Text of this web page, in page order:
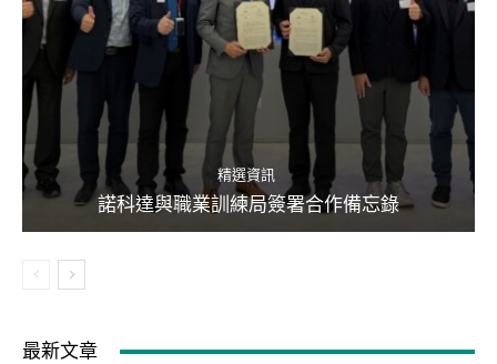
精選資訊
諾科達與職業訓練局簽署合作備忘錄
最新文章